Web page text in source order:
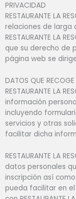
PRIVACIDAD
RESTAURANTE LA
relaciones de larga
RESTAURANTE LA
que su derecho de
página web se
DATOS QUE RECOGE
RESTAURANTE LA
información
incluyendo
servicios y otras
facilitar dicha
RESTAURANTE LA
datos personales
inscripción así
pueda facilitar en